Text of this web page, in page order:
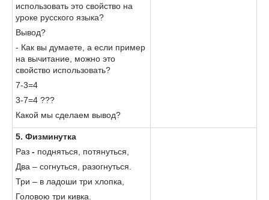
использовать это свойство на
уроке русского языка?
Вывод?
- Как вы думаете, а если пример
на вычитание, можно это
свойство использовать?
7-3=4
3-7=4 ???
Какой мы сделаем вывод?
5. Физминутка
Раз - подняться, потянуться,
Два – согнуться, разогнуться.
Три – в ладоши три хлопка,
Головою три кивка.